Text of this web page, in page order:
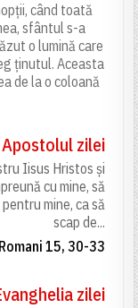
când toată
sfântul s-a
o lumină care
ținutul. Aceasta
de la o coloană
Apostolul zilei
Iisus Hristos și
cu mine, să
mine, ca să
scap de...
15, 30-33
zilei